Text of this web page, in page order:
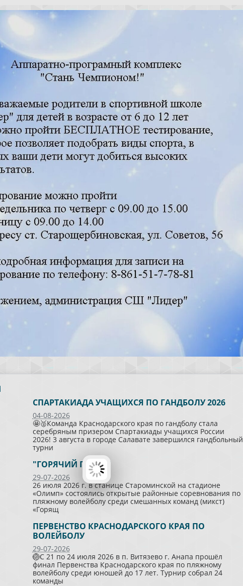
СПАРТАКИАДА УЧАЩИХСЯ ПО ГАНДБОЛУ 2026
04-08-2026
🤩🥈Команда Краснодарского края по гандболу стала
серебряным призером Спартакиады учащихся России
2026! 3 августа в городе Салавате завершился гандбольный
турни
"ГОРЯЧИЙ ПЕСОК"
29-07-2026
26 июля 2026 г. в станице Староминской на стадионе
«Олимп» состоялись открытые районные соревнования по
пляжному волейболу среди смешанных команд (микст)
«Горящ
ПЕРВЕНСТВО КРАСНОДАРСКОГО КРАЯ ПО
ВОЛЕЙБОЛУ
29-07-2026
🏐С 21 по 24 июля 2026 в п. Витязево г. Анапа прошёл
финал Первенства Краснодарского края по пляжному
волейболу среди юношей до 17 лет. Турнир собрал 24
команды